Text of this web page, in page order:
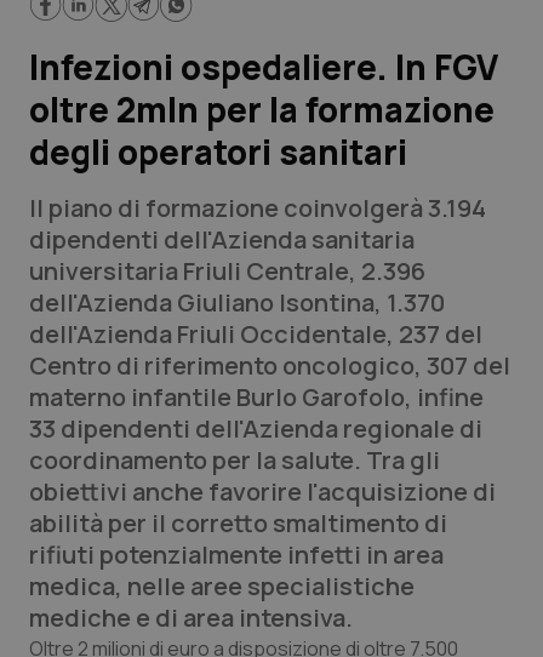
Lavoro e Professioni
Scienza e Farmaci
Studi e Analisi
Lettere al direttore
Edizioni Regionali
QS Pro
Professionisti Sanitari.AI
Abruzzo
Basilicata
Calabria
QS Pro Gold
Artrite & artrosi
Asma & BPCO
QS Club Newsletter
Infezioni ospedaliere. In FGV
oltre 2mln per la formazione
degli operatori sanitari
Il piano di formazione coinvolgerà 3.194
dipendenti dell'Azienda sanitaria
universitaria Friuli Centrale, 2.396
dell'Azienda Giuliano Isontina, 1.370
dell'Azienda Friuli Occidentale, 237 del
Centro di riferimento oncologico, 307 del
materno infantile Burlo Garofolo, infine
33 dipendenti dell'Azienda regionale di
coordinamento per la salute. Tra gli
obiettivi anche favorire l'acquisizione di
abilità per il corretto smaltimento di
rifiuti potenzialmente infetti in area
medica, nelle aree specialistiche
mediche e di area intensiva.
Oltre 2 milioni di euro a disposizione di oltre 7.500